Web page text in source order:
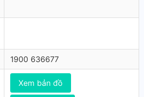
1900 636677
Xem bản đồ